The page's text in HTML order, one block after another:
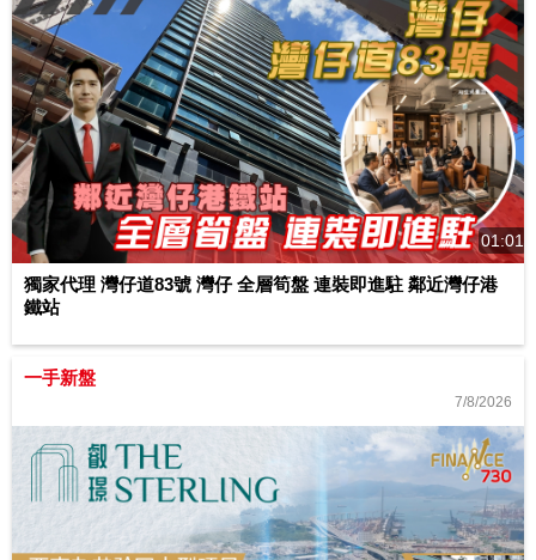
01:01
獨家代理 灣仔道83號 灣仔 全層筍盤 連裝即進駐 鄰近灣仔港
鐵站
一手新盤
7/8/2026